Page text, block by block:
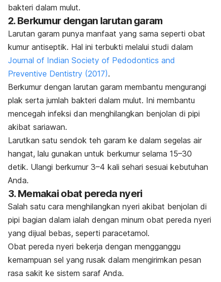
bakteri dalam mulut.
2. Berkumur dengan larutan garam
Larutan garam punya manfaat yang sama seperti obat
kumur antiseptik. Hal ini terbukti melalui studi dalam
Journal of Indian Society of Pedodontics and
Preventive Dentistry (2017).
Berkumur dengan larutan garam membantu mengurangi
plak serta jumlah bakteri dalam mulut. Ini membantu
mencegah infeksi dan menghilangkan benjolan di pipi
akibat sariawan.
Larutkan satu sendok teh garam ke dalam segelas air
hangat, lalu gunakan untuk berkumur selama 15–30
detik. Ulangi berkumur 3–4 kali sehari sesuai kebutuhan
Anda.
3. Memakai obat pereda nyeri
Salah satu cara menghilangkan nyeri akibat benjolan di
pipi bagian dalam ialah dengan minum obat pereda nyeri
yang dijual bebas, seperti paracetamol.
Obat pereda nyeri bekerja dengan mengganggu
kemampuan sel yang rusak dalam mengirimkan pesan
rasa sakit ke sistem saraf Anda.